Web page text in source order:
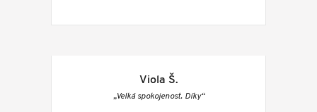
Viola Š.
„Velká spokojenost. Díky“